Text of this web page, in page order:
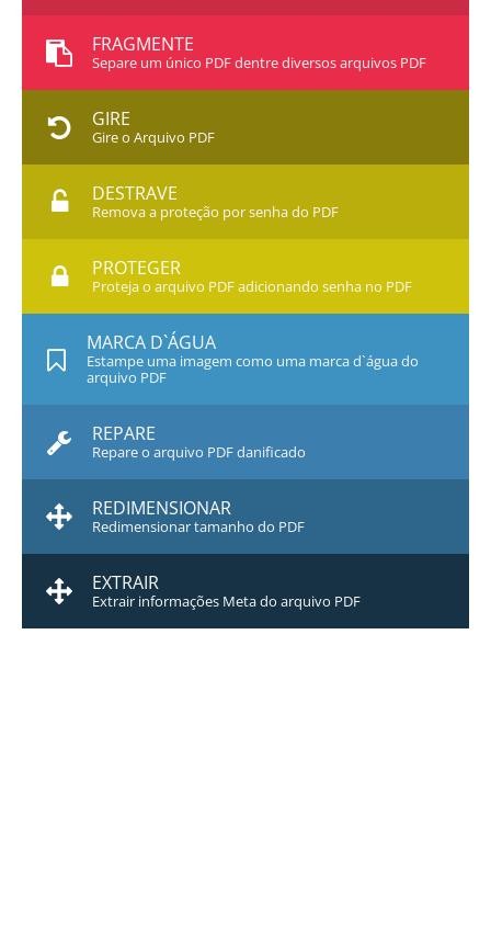
FRAGMENTE
Separe um único PDF dentre diversos arquivos PDF
GIRE
Gire o Arquivo PDF
DESTRAVE
Remova a proteção por senha do PDF
PROTEGER
Proteja o arquivo PDF adicionando senha no PDF
MARCA D`ÁGUA
Estampe uma imagem como uma marca d`água do
arquivo PDF
REPARE
Repare o arquivo PDF danificado
REDIMENSIONAR
Redimensionar tamanho do PDF
EXTRAIR
Extrair informações Meta do arquivo PDF